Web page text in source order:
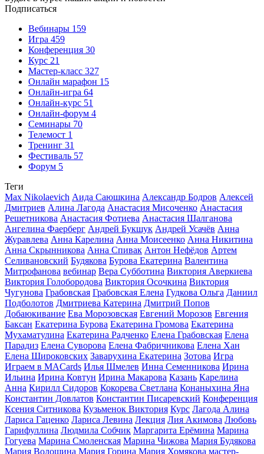
Подписаться
Вебинары 159
Игра 459
Конференция 30
Курс 21
Мастер-класс 327
Онлайн марафон 15
Онлайн-игра 64
Онлайн-курс 51
Онлайн-форум 4
Семинары 70
Телемост 1
Тренинг 31
Фестиваль 57
Форум 5
Теги
Max Nikolaevich Аида Саюшкина Александр Бодров Алексей
Дмитриев Алина Лагода Анастасия Мисоченко Анастасия
Решетникова Анастасия Фотиева Анастасия Шалганова
Ангелина Фаерберг Андрей Букшук Андрей Усачёв Анна
Журавлева Анна Карелина Анна Моисеенко Анна Никитина
Анна Скрынникова Анна Спивак Антон Нефёдов Артем
Селивановский Будякова Бурова Екатерина Валентина
Митрофанова вебинар Вера Субботина Виктория Аверкиева
Виктория Голобородова Виктория Осочкина Виктория
Чугунова Грабовская Грабовская Елена Гудкова Ольга Даниил
Подболотов Дмитриева Катерина Дмитрий Попов
Добаюкивание Ева Морозовская Евгений Морозов Евгения
Баксан Екатерина Бурова Екатерина Громова Екатерина
Мухаматулина Екатерина Радченко Елена Грабовская Елена
Парадиз Елена Суворова Елена Фабричникова Елена Хан
Елена Широковских Заварухина Екатерина Зотова Игра
Играем в MACards Илья Шмелев Инна Семенникова Ирина
Ильина Ирина Ковтун Ирина Макарова Казань Карелина
Анна Кирилл Сидоров Кокорева Светлана Конаныхина Яна
Константин Довлатов Константин Писаревский Конференция
Ксения Ситникова Кузьменок Виктория Курс Лагода Алина
Лариса Гаценко Лариса Левина Лекция Лия Акимова Любовь
Гарифуллина Людмила Собчик Маргарита Ерёмина Марина
Гогуева Марина Смоленская Марина Чижова Мария Будякова
Мария Волошина Мария Горина Мария Хомякова мастер-